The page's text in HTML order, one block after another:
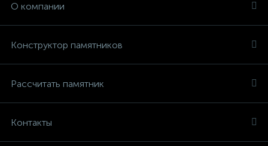
О компании
Конструктор памятников
Рассчитать памятник
Контакты